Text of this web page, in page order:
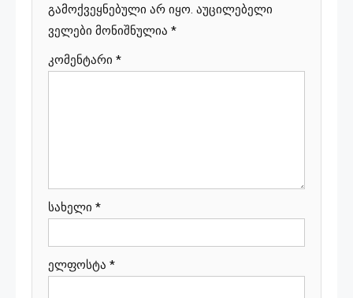
გამოქვეყნებული არ იყო. აუცილებელი
ველები მონიშნულია *
კომენტარი *
სახელი *
ელფოსტა *